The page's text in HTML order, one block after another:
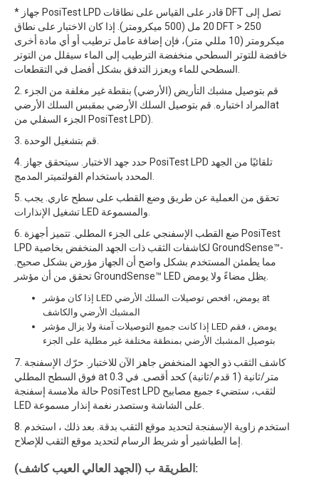
* جهاز PosiTest LPD قادر على القياس على نطاقات DFT تصل إلى
20 مل (500 ميكرومتر). إذا كان الاختبار على نطاق DFT > 250
ميكرومتر (10 مللي متر)، فإن إضافة عامل ترطيب أو أي مادة أخرى
خافضة للتوتر السطحي منخفضة الترطيب إلى الماء سيقلل من التوتر
2. قم بتوصيل مشبك التأريض (الأرضي) بنقطة غير مغلفة من الجزء
المراد اختباره. قم بتوصيل السلك الأرضي بمقبس السلك الأرضيat
الجزء السفلي من PosiTest LPD).
4. حدد جهد الاختبار. سيتحقق جهاز PosiTest LPD تلقائيًا من الجهد
5. تحقق من العملية عن طريق وضع القطب على سطح عاري. يجب
6. ضع القطب الإسفنجي على الجزء المطلي. تتميز أجهزة PosiTest
LPD لكاشفات الثقب ذات الجهد المنخفض بخاصية GroundSense™-
مما يطمئن المستخدم بشكل واضح أن الجهاز مؤرض بشكل صحيح.
إذا كان مؤشر LED يومض، افحص توصيلات السلك الأرضي at
المشبك الأرضي والكاشف
إذا كانت جميع التوصيلات آمنة ولا يزال مؤشر LED يومض ، فقم
بتوصيل المشبك الأرضي بمنطقة مختلفة غير مطلية على الجزء
7. كاشف الثقب ذو الجهد المنخفض جاهز الآن للاختبار. حرّك الإسفنجة
فوق السطح المطلي at 0.3 متر/ثانية (1 قدم/ثانية) كحد أقصى. في
حالة ملامسة إسفنجة PosiTest LPD لثقب، ستضيء جميع مصابيح
8. استخدم زاوية الإسفنجة لتحديد موقع الثقب بدقة. بعد ذلك ، استخدم
الطريقة ب (الجهد العالي العيب كاشف):